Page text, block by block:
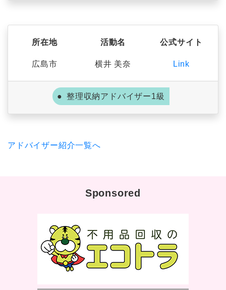
所在地
広島市
活動名
横井 美奈
公式サイト
Link
整理収納アドバイザー1級
アドバイザー紹介一覧へ
Sponsored